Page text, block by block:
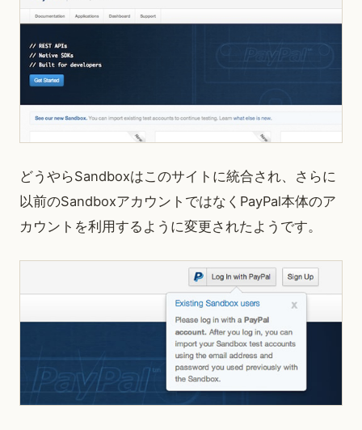
どうやらSandboxはこのサイトに統合され、さらに
以前のSandboxアカウントではなくPayPal本体のア
カウントを利用するように変更されたようです。